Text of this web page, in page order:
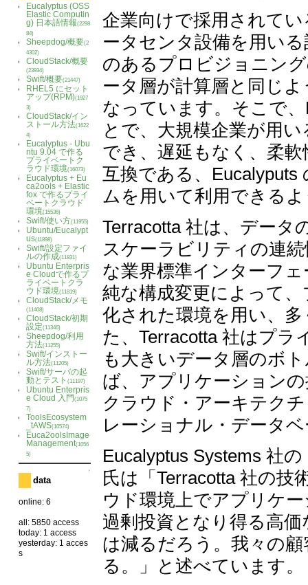
Eucalyptus (OSS
Elastic Computin
g) 日本語情報(2298
84)
Sheepdog/概要(2
4302)
CloudStack/概要
(23934)
Swift/概要(21447)
RHEL5 にセット
アップ(RPM)(1927
3)
CloudStack/イン
ストール方法(1622
4)
Eucalyptus - Ubu
ntu 9.04 で作る
プライベートク
ラウド環境(16073)
Eucalyptus + Eu
ca2ools + Elastic
fox で作るプライ
ベートクラウド
環境(15536)
Swift/使い方(11955)
Ubuntu/Eucalypt
us(11898)
Swift/設定ファイ
ルの作成(11831)
Ubuntu Enterpris
e Cloudで作るプ
ライベートクラ
ウド環境(11819)
CloudStack/メモ
(11408)
CloudStack/初期
設定(11346)
Sheepdog/利用
方法(11255)
Swift/インストー
ル方法(11205)
Swift/サーバの起
動とテスト(11197)
Ubuntu Enterpris
e Cloud 入門(1075
7)
ToolsEcosystem
_tAWS(10574)
Euca2oolsImage
Management(1056
5)
↑
data
online: 6
all: 5850 access
today: 1 access
yesterday: 1 acces
s
企業向けで採用されて
ータセンタ設備を用い
のあるプロビジョニン
ータ層が計算層と同じ
なっています。そこで
とで、大規模企業が用
でき、遅延もなく、柔
互換である、
ムを用いて利用できる
Terracotta 社は、データ
スケーラビリティの連
な業界標準インターフ
純な構成変更によって
化された環境を用い、
た、Terracotta 社はプ
も大きいデータ層のボ
ば、アプリケーション
クラウド・アーキテク
レーショナル・データ
Eucalyptus Systems 社
氏は「Terracotta 社の技
ウド環境上でアプリケ
過剰投資となり得る高
は減るだろう。我々の
る。」と述べています。